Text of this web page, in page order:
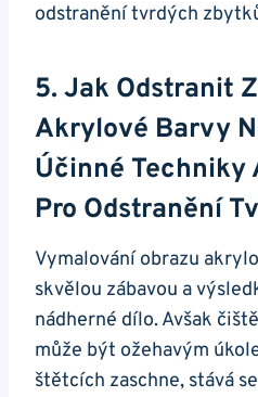
5. Jak Odstranit
Akrylové Barvy
Účinné Techniky
Pro Odstranění
Vymalování⁤ obrazu
‌skvělou zábavou a
nádherné dílo. Avšak
může být ožehavým
štětcích⁣ zaschne, stává